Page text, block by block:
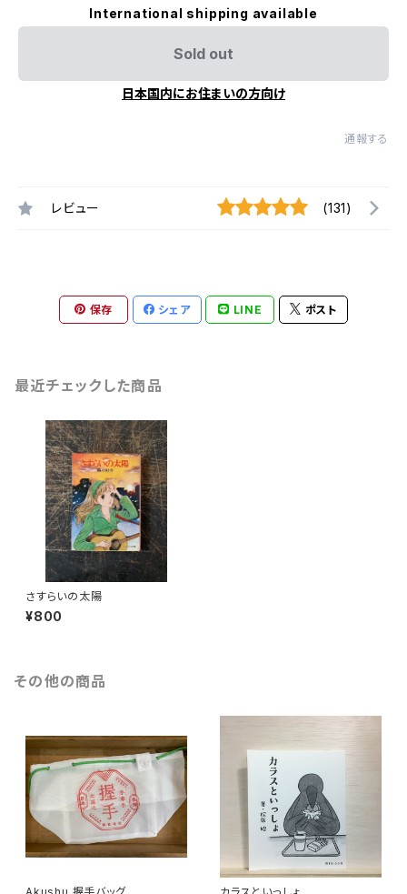
International shipping available
Sold out
日本国内にお住まいの方向け
通報する
レビュー (131)
保存 シェア LINE ポスト
最近チェックした商品
さすらいの太陽
¥800
その他の商品